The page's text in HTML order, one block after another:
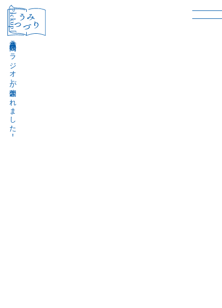
［Pickup］
音声作品『波間のラジオ』が公開されました！